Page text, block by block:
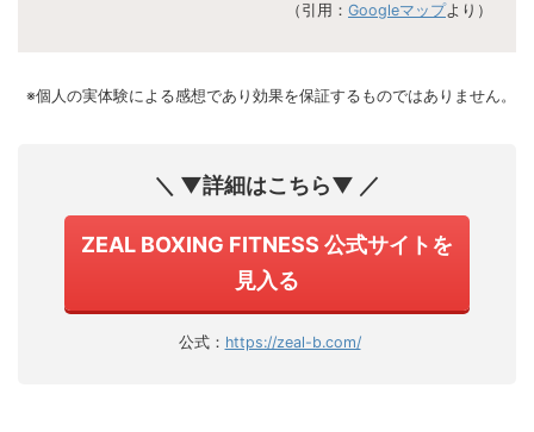
（引用： Googleマップより）
※個人の実体験による感想であり効果を保証するものではありません。
＼ ▼詳細はこちら▼ ／
ZEAL BOXING FITNESS 公式サイトを
見入る
公式： https://zeal-b.com/